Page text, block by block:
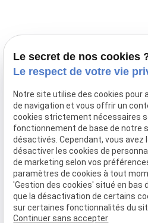
Accueil
Traiteur Delecroix
Boissons professionnels
Boissons particuliers
Location de matériel
Boucherie
Charcuterie
Galerie photo
Actualités
Je prend contact
Le secret de nos cookies
Le respect de votre vie
Notre site utilise des cookies pour
de navigation et vous offrir un
cookies strictement nécessaires
fonctionnement de base de notre
désactivés. Cependant, vous avez
désactiver les cookies de
de marketing selon vos
paramètres de cookies à tout
'Gestion des cookies' situé en bas
que la désactivation de certains
sur certaines fonctionnalités du
Continuer sans accepter